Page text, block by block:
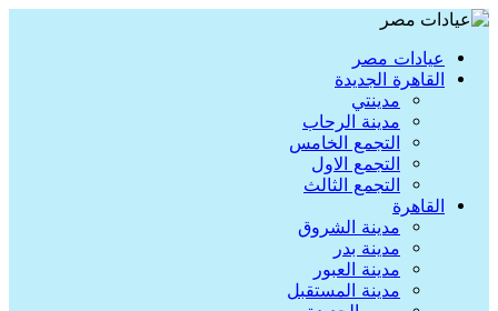
عيادات مصر
القاهرة الجديدة
مدينتي
مدينة الرحاب
التجمع الخامس
التجمع الاول
التجمع الثالث
القاهرة
مدينة الشروق
مدينة بدر
مدينة العبور
مدينة المستقبل